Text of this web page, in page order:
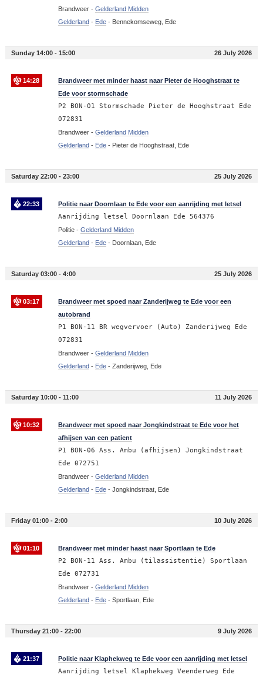
Brandweer - Gelderland Midden
Gelderland- Ede- Bennekomseweg, Ede
Sunday 14:00 - 15:00 26 July 2026
14:28
Brandweer met minder haast naar Pieter de Hooghstraat te
Ede voor stormschade
P2 BON-01 Stormschade Pieter de Hooghstraat Ede
072831
Brandweer - Gelderland Midden
Gelderland- Ede- Pieter de Hooghstraat, Ede
Saturday 22:00 - 23:00 25 July 2026
22:33 Politie naar Doornlaan te Ede voor een aanrijding met letsel
Aanrijding letsel Doornlaan Ede 564376
Politie - Gelderland Midden
Gelderland- Ede- Doornlaan, Ede
Saturday 03:00 - 4:00 25 July 2026
03:17
Brandweer met spoed naar Zanderijweg te Ede voor een
autobrand
P1 BON-11 BR wegvervoer (Auto) Zanderijweg Ede
072831
Brandweer - Gelderland Midden
Gelderland- Ede- Zanderijweg, Ede
Saturday 10:00 - 11:00 11 July 2026
10:32
Brandweer met spoed naar Jongkindstraat te Ede voor het
afhijsen van een patient
P1 BON-06 Ass. Ambu (afhijsen) Jongkindstraat
Ede 072751
Brandweer - Gelderland Midden
Gelderland- Ede- Jongkindstraat, Ede
Friday 01:00 - 2:00 10 July 2026
01:10 Brandweer met minder haast naar Sportlaan te Ede
P2 BON-11 Ass. Ambu (tilassistentie) Sportlaan
Ede 072731
Brandweer - Gelderland Midden
Gelderland- Ede- Sportlaan, Ede
Thursday 21:00 - 22:00 9 July 2026
21:37 Politie naar Klaphekweg te Ede voor een aanrijding met letsel
Aanrijding letsel Klaphekweg Veenderweg Ede